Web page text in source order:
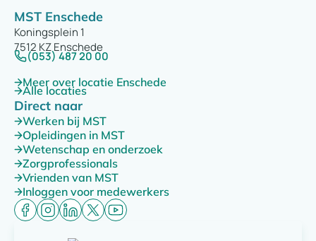
MST Enschede
Koningsplein 1
7512 KZ Enschede
(053) 487 20 00
Meer over locatie Enschede
Alle locaties
Direct naar
Werken bij MST
Opleidingen in MST
Wetenschap en onderzoek
Zorgprofessionals
Vrienden van MST
Inloggen voor medewerkers